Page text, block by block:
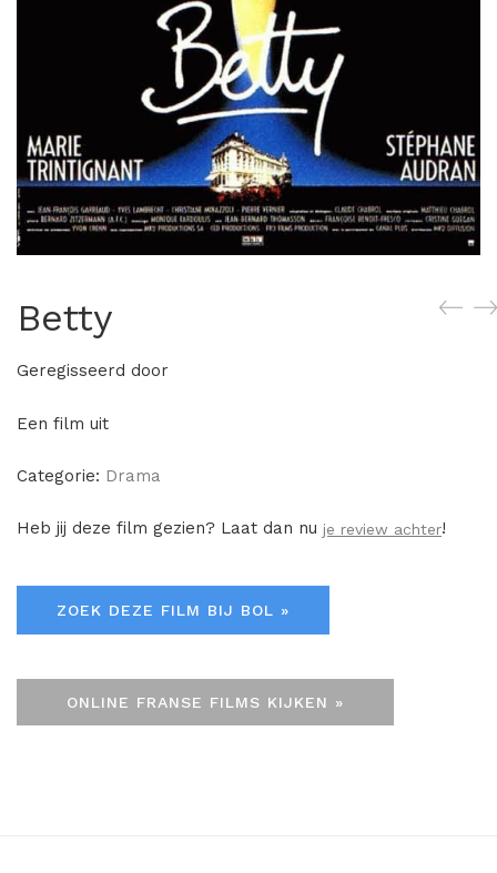
Betty
Geregisseerd door
Een film uit
Categorie: Drama
Heb jij deze film gezien? Laat dan nu je review achter!
ZOEK DEZE FILM BIJ BOL »
ONLINE FRANSE FILMS KIJKEN »